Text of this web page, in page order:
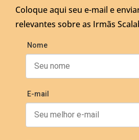
Coloque aqui seu e-mail e
relevantes sobre as Irmãs
Nome
E-mail